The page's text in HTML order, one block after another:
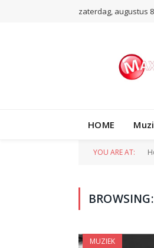
zaterdag, augustus 8
HOME
YOU ARE AT:
BROWSING:
MUZIEK